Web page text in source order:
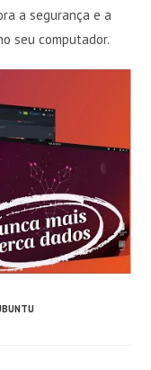
a segurança e a
seu computador.